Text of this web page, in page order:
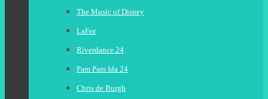
The Music of Disney
LaFee
Riverdance 24
Pam Pam Ida 24
Chris de Burgh